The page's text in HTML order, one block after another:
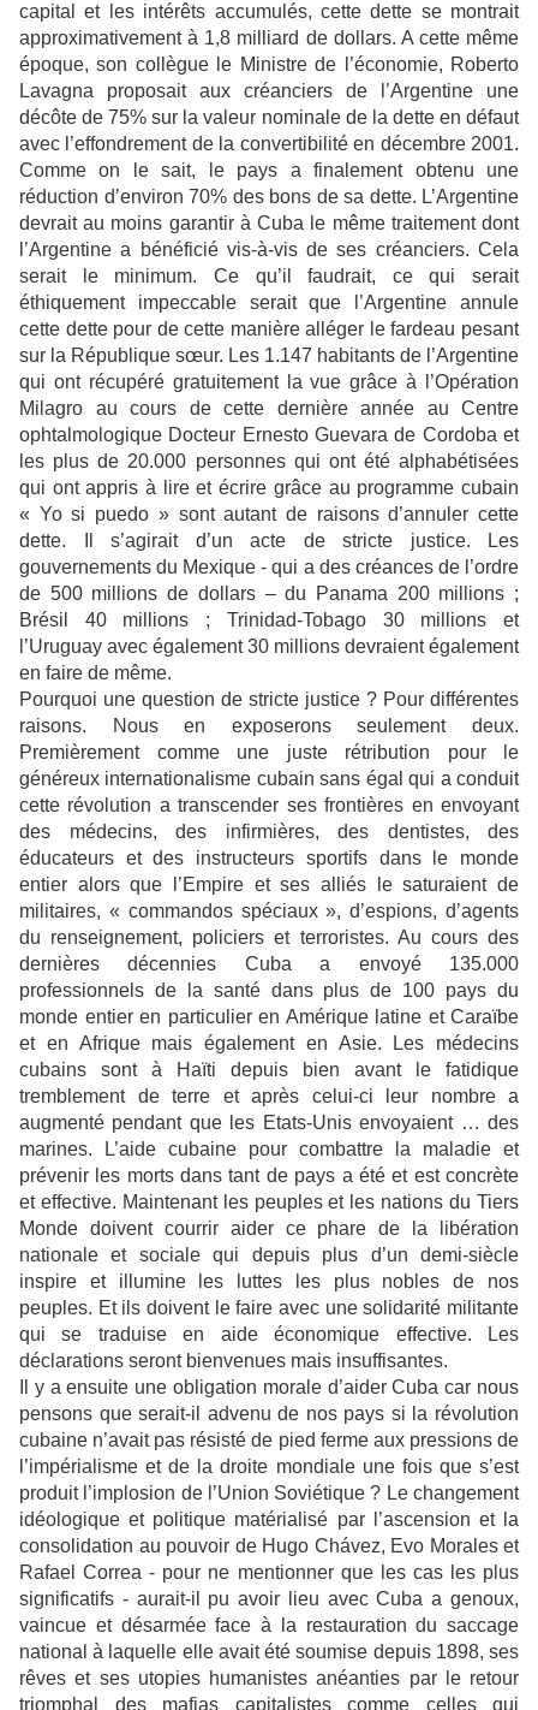
capital et les intérêts accumulés, cette dette se montrait
approximativement à 1,8 milliard de dollars. A cette même
époque, son collègue le Ministre de l’économie, Roberto
Lavagna proposait aux créanciers de l’Argentine une
décôte de 75% sur la valeur nominale de la dette en défaut
avec l’effondrement de la convertibilité en décembre 2001.
Comme on le sait, le pays a finalement obtenu une
réduction d’environ 70% des bons de sa dette. L’Argentine
devrait au moins garantir à Cuba le même traitement dont
l’Argentine a bénéficié vis-à-vis de ses créanciers. Cela
serait le minimum. Ce qu’il faudrait, ce qui serait
éthiquement impeccable serait que l’Argentine annule
cette dette pour de cette manière alléger le fardeau pesant
sur la République sœur. Les 1.147 habitants de l’Argentine
qui ont récupéré gratuitement la vue grâce à l’Opération
Milagro au cours de cette dernière année au Centre
ophtalmologique Docteur Ernesto Guevara de Cordoba et
les plus de 20.000 personnes qui ont été alphabétisées
qui ont appris à lire et écrire grâce au programme cubain
« Yo si puedo » sont autant de raisons d’annuler cette
dette. Il s’agirait d’un acte de stricte justice. Les
gouvernements du Mexique - qui a des créances de l’ordre
de 500 millions de dollars – du Panama 200 millions ;
Brésil 40 millions ; Trinidad-Tobago 30 millions et
l’Uruguay avec également 30 millions devraient également
en faire de même.
Pourquoi une question de stricte justice ? Pour différentes
raisons. Nous en exposerons seulement deux.
Premièrement comme une juste rétribution pour le
généreux internationalisme cubain sans égal qui a conduit
cette révolution a transcender ses frontières en envoyant
des médecins, des infirmières, des dentistes, des
éducateurs et des instructeurs sportifs dans le monde
entier alors que l’Empire et ses alliés le saturaient de
militaires, « commandos spéciaux », d’espions, d’agents
du renseignement, policiers et terroristes. Au cours des
dernières décennies Cuba a envoyé 135.000
professionnels de la santé dans plus de 100 pays du
monde entier en particulier en Amérique latine et Caraïbe
et en Afrique mais également en Asie. Les médecins
cubains sont à Haïti depuis bien avant le fatidique
tremblement de terre et après celui-ci leur nombre a
augmenté pendant que les Etats-Unis envoyaient … des
marines. L’aide cubaine pour combattre la maladie et
prévenir les morts dans tant de pays a été et est concrète
et effective. Maintenant les peuples et les nations du Tiers
Monde doivent courrir aider ce phare de la libération
nationale et sociale qui depuis plus d’un demi-siècle
inspire et illumine les luttes les plus nobles de nos
peuples. Et ils doivent le faire avec une solidarité militante
qui se traduise en aide économique effective. Les
déclarations seront bienvenues mais insuffisantes.
Il y a ensuite une obligation morale d’aider Cuba car nous
pensons que serait-il advenu de nos pays si la révolution
cubaine n’avait pas résisté de pied ferme aux pressions de
l’impérialisme et de la droite mondiale une fois que s’est
produit l’implosion de l’Union Soviétique ? Le changement
idéologique et politique matérialisé par l’ascension et la
consolidation au pouvoir de Hugo Chávez, Evo Morales et
Rafael Correa - pour ne mentionner que les cas les plus
significatifs - aurait-il pu avoir lieu avec Cuba a genoux,
vaincue et désarmée face à la restauration du saccage
national à laquelle elle avait été soumise depuis 1898, ses
rêves et ses utopies humanistes anéanties par le retour
triomphal des mafias capitalistes comme celles qui